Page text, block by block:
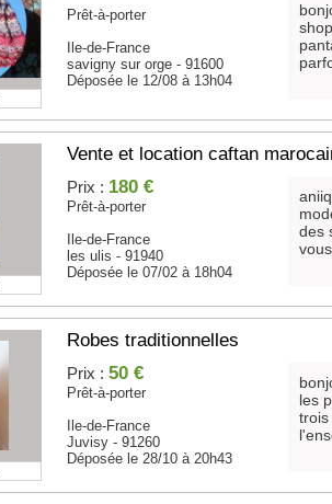
Prêt-à-porter
Ile-de-France
savigny sur orge - 91600
Déposée le 12/08 à 13h04
Vente et location caftan
Prix : 180 €
Prêt-à-porter
Ile-de-France
les ulis - 91940
Déposée le 07/02 à 18h04
des
Robes traditionnelles
Prix :50 €
Prêt-à-porter
Ile-de-France
Juvisy - 91260
Déposée le 28/10 à 20h43
les